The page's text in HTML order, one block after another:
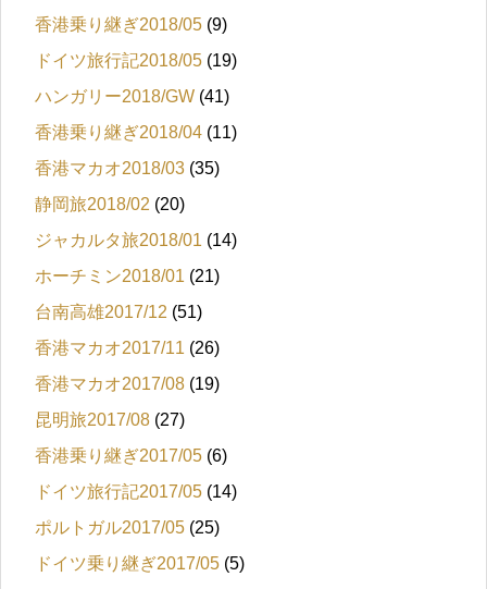
香港乗り継ぎ2018/05 (9)
ドイツ旅行記2018/05 (19)
ハンガリー2018/GW (41)
香港乗り継ぎ2018/04 (11)
香港マカオ2018/03 (35)
静岡旅2018/02 (20)
ジャカルタ旅2018/01 (14)
ホーチミン2018/01 (21)
台南高雄2017/12 (51)
香港マカオ2017/11 (26)
香港マカオ2017/08 (19)
昆明旅2017/08 (27)
香港乗り継ぎ2017/05 (6)
ドイツ旅行記2017/05 (14)
ポルトガル2017/05 (25)
ドイツ乗り継ぎ2017/05 (5)